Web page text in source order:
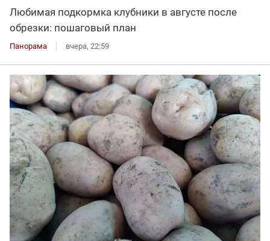
Любимая подкормка клубники в августе после
обрезки: пошаговый план
Панорама вчера, 22:59